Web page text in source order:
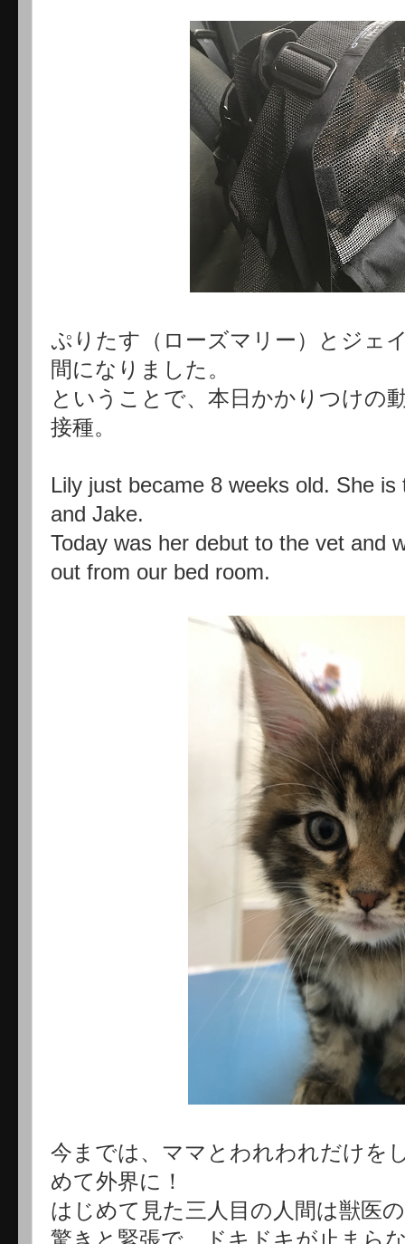
ぷりたす（ローズマリー）とジェ
間になりました。
ということで、本日かかりつけの
接種。
Lily just became 8 weeks old. She
and Jake.
Today was her debut to the vet and
out from our bed room.
今までは、ママとわれわれだけを
めて外界に！
はじめて見た三人目の人間は獣医